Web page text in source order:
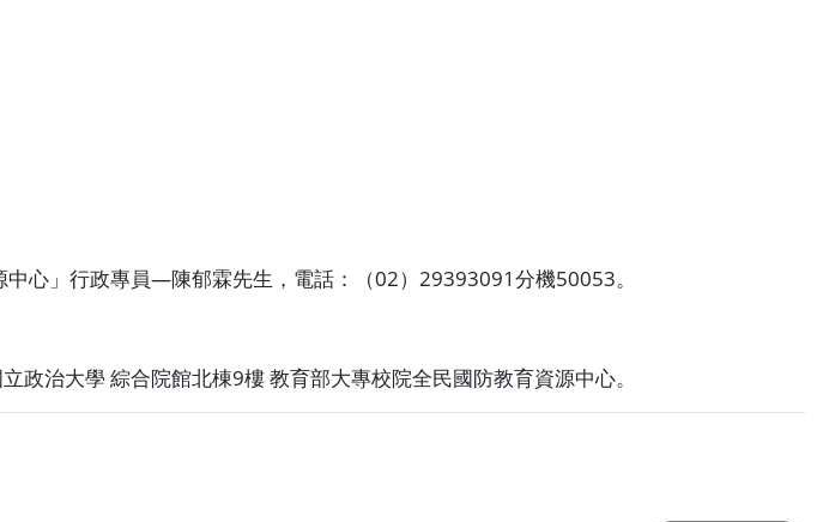
心」行政專員―陳郁霖先生，電話：（02） 29393091分機50053。
政治大學 綜合院館北棟9樓教育部大專校院全民國防教育資源中心。